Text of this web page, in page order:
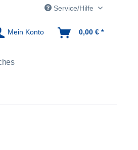
Service/Hilfe
Mein Konto 0,00 € *